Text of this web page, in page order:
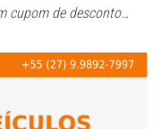
cupom de desconto…